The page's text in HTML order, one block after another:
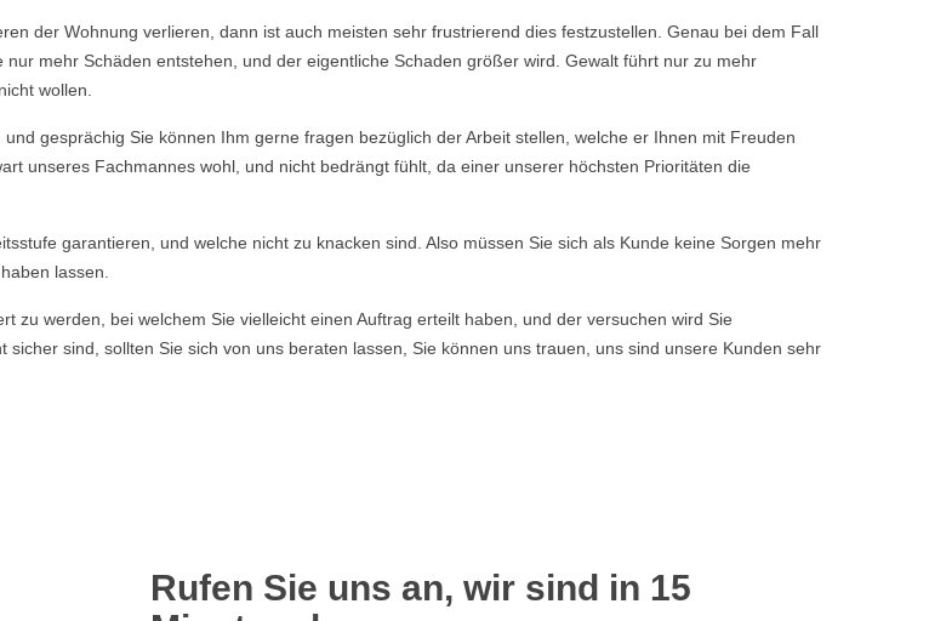
der Wohnung verlieren, dann ist auch meisten sehr frustrierend dies festzustellen. Genau bei dem Fall
mehr Schäden entstehen, und der eigentliche Schaden größer wird. Gewalt führt nur zu mehr
wollen.
gesprächig Sie können Ihm gerne fragen bezüglich der Arbeit stellen, welche er Ihnen mit Freuden
unseres Fachmannes wohl, und nicht bedrängt fühlt, da einer unserer höchsten Prioritäten die
garantieren, und welche nicht zu knacken sind. Also müssen Sie sich als Kunde keine Sorgen mehr
lassen.
zu werden, bei welchem Sie vielleicht einen Auftrag erteilt haben, und der versuchen wird Sie
sind, sollten Sie sich von uns beraten lassen, Sie können uns trauen, uns sind unsere Kunden sehr
Rufen Sie uns an, wir sind in 15